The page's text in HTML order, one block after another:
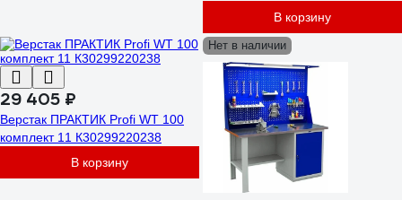
В корзину
29 405 ₽
Верстак ПРАКТИК Profi WT 100
комплект 11 К30299220238
В корзину
Нет в наличии